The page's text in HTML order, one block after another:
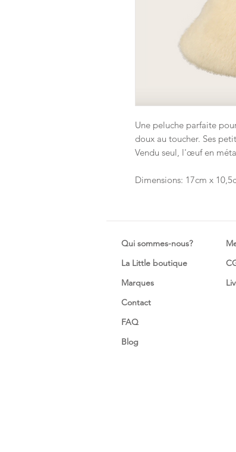
Une peluche parfaite
doux au toucher. Ses
Vendu seul, l'œuf en
Dimensions: 17cm x
Qui sommes-nous?
La Little boutique
Marques
Contact
FAQ
Blog